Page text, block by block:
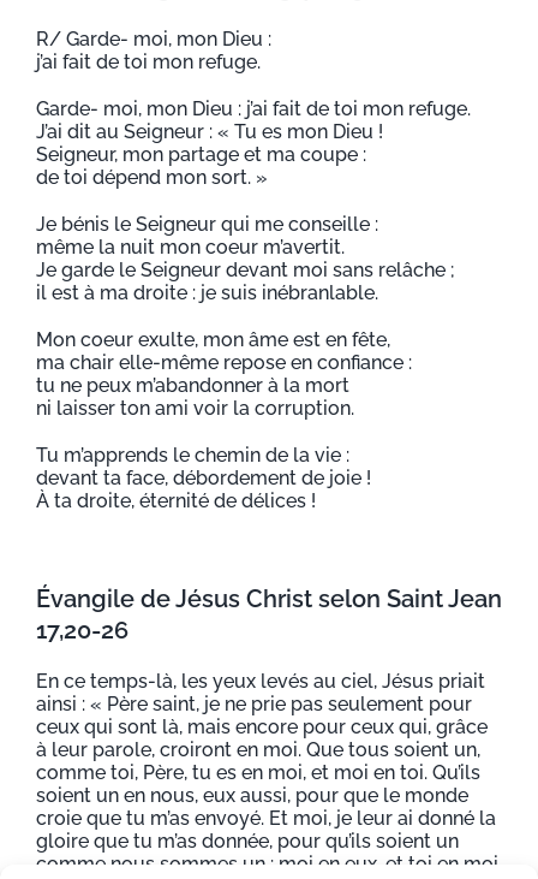
R/ Garde- moi, mon Dieu :
j’ai fait de toi mon refuge.
Garde- moi, mon Dieu : j’ai fait de toi mon refuge.
J’ai dit au Seigneur : « Tu es mon Dieu !
Seigneur, mon partage et ma coupe :
de toi dépend mon sort. »
Je bénis le Seigneur qui me conseille :
même la nuit mon coeur m’avertit.
Je garde le Seigneur devant moi sans relâche ;
il est à ma droite : je suis inébranlable.
Mon coeur exulte, mon âme est en fête,
ma chair elle-même repose en confiance :
tu ne peux m’abandonner à la mort
ni laisser ton ami voir la corruption.
Tu m’apprends le chemin de la vie :
devant ta face, débordement de joie !
À ta droite, éternité de délices !
Évangile de Jésus Christ selon Saint Jean
17,20-26
En ce temps-là, les yeux levés au ciel, Jésus priait
ainsi : « Père saint, je ne prie pas seulement pour
ceux qui sont là, mais encore pour ceux qui, grâce
à leur parole, croiront en moi. Que tous soient un,
comme toi, Père, tu es en moi, et moi en toi. Qu’ils
soient un en nous, eux aussi, pour que le monde
croie que tu m’as envoyé. Et moi, je leur ai donné la
gloire que tu m’as donnée, pour qu’ils soient un
comme nous sommes un : moi en eux, et toi en moi.